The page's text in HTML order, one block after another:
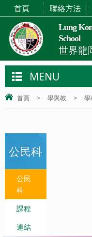
Lung
School
世界龍
首頁 聯絡方法
MENU
首頁 > 學與教 > 學
公民科
公民
科
課程
連結